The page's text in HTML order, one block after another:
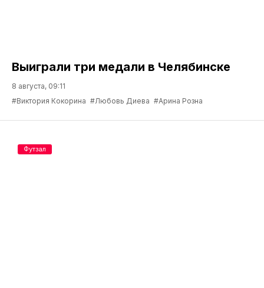
Выиграли три медали в Челябинске
8 августа, 09:11
#Виктория Кокорина #Любовь Диева #Арина Розна
Футзал